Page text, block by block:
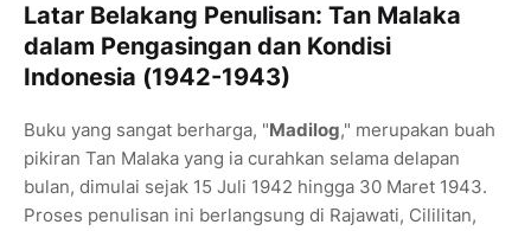
Latar Belakang Penulisan: Tan Malaka
dalam Pengasingan dan Kondisi
Indonesia (1942-1943)
Buku yang sangat berharga, "Madilog," merupakan buah
pikiran Tan Malaka yang ia curahkan selama delapan
bulan, dimulai sejak 15 Juli 1942 hingga 30 Maret 1943.
Proses penulisan ini berlangsung di Rajawati, Cililitan,